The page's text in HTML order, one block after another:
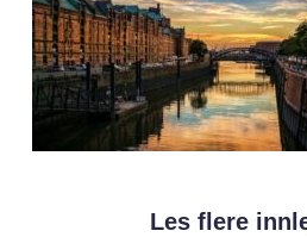
Les flere